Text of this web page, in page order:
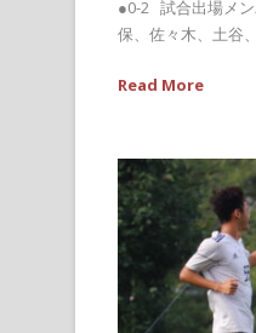
●0-2 試合出場メ
保、佐々木、土谷
Read More